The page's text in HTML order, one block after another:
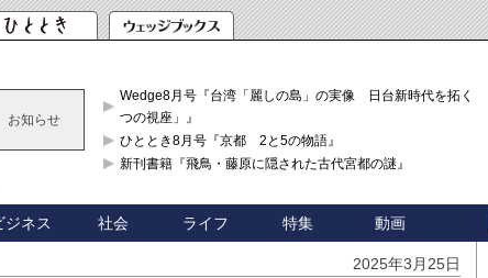
お知らせ
Wedge8月号『台湾「麗しの島」の実像 日台新時代を拓く「3
つの視座」』
ひととき8月号『京都 2と5の物語』
新刊書籍『飛鳥・藤原に隠された古代宮都の謎』
ジネス 社会 ライフ 特集 動画
2025年3月25日